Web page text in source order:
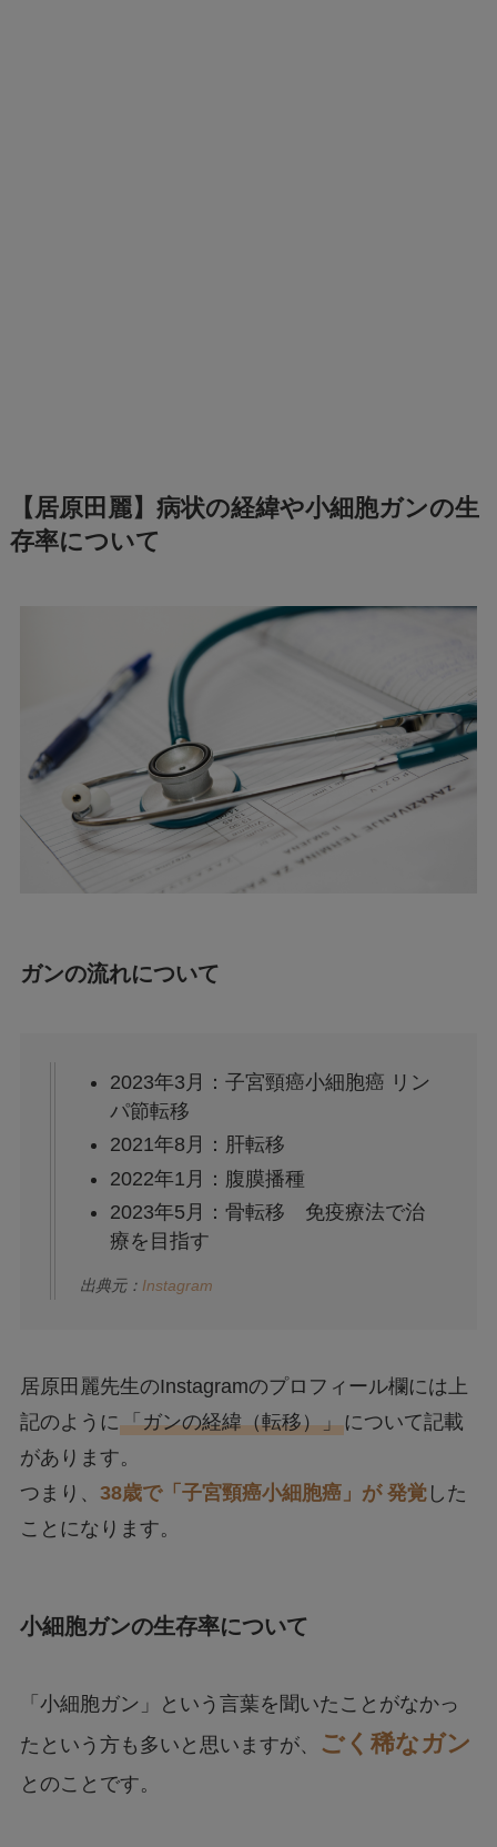
【居原田麗】病状の経緯や小細胞ガンの生
存率について
ガンの流れについて
2023年3月：子宮頸癌小細胞癌 リン
パ節転移
2021年8月：肝転移
2022年1月：腹膜播種
2023年5月：骨転移 免疫療法で治
療を目指す
出典元： Instagram
居原田麗先生のInstagramのプロフィール欄には上
記のように「ガンの経緯（転移）」について記載
があります。
つまり、 38歳で「子宮頸癌小細胞癌」が 発覚した
ことになります。
小細胞ガンの生存率について
「小細胞ガン」という言葉を聞いたことがなかっ
たという方も多いと思いますが、
ごく稀なガン
とのことです。